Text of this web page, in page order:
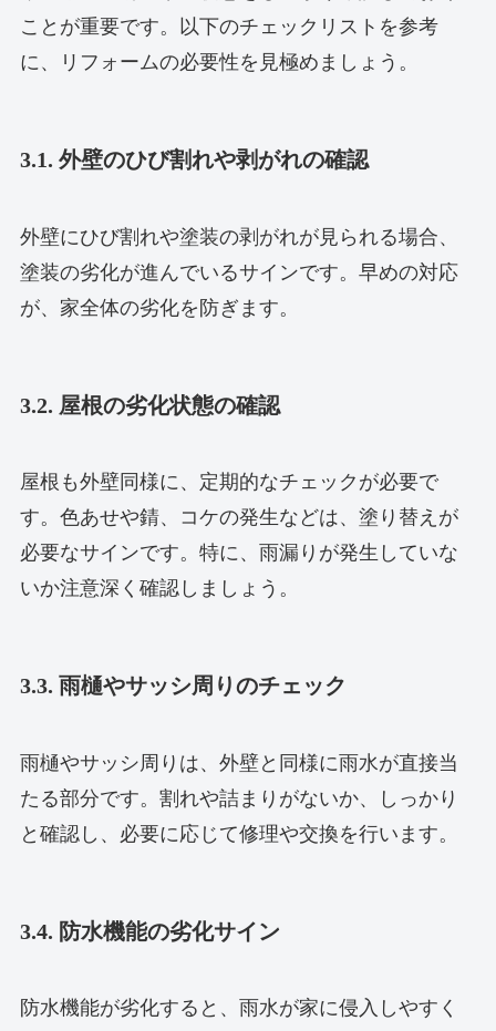
ことが重要です。以下のチェックリストを参考
に、リフォームの必要性を見極めましょう。
3.1. 外壁のひび割れや剥がれの確認
外壁にひび割れや塗装の剥がれが見られる場合、
塗装の劣化が進んでいるサインです。早めの対応
が、家全体の劣化を防ぎます。
3.2. 屋根の劣化状態の確認
屋根も外壁同様に、定期的なチェックが必要で
す。色あせや錆、コケの発生などは、塗り替えが
必要なサインです。特に、雨漏りが発生していな
いか注意深く確認しましょう。
3.3. 雨樋やサッシ周りのチェック
雨樋やサッシ周りは、外壁と同様に雨水が直接当
たる部分です。割れや詰まりがないか、しっかり
と確認し、必要に応じて修理や交換を行います。
3.4. 防水機能の劣化サイン
防水機能が劣化すると、雨水が家に侵入しやすく